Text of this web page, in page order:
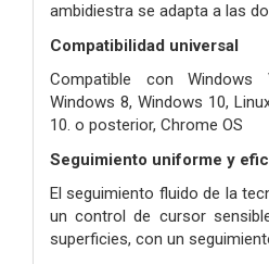
ambidiestra se adapta a las
Compatibilidad universal
Compatible con
Windows 8, Windows 10,
10. o posterior, Chrome OS
Seguimiento uniforme y
El seguimiento fluido de la
un control de cursor
superficies, con un